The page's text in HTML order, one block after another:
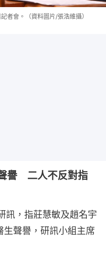
者會。（資料圖片/張浩維攝）
譽 二人不反對指
訊，指莊慧敏及趙名宇
生聲譽，研訊小組主席